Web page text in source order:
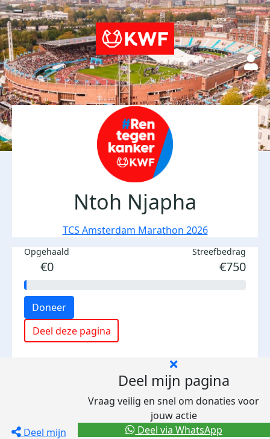
Ntoh Njapha
TCS Amsterdam Marathon 2026
Opgehaald
€0
Streefbedrag
€750
Doneer
Deel deze pagina
Deel mijn
Deel mijn pagina
Vraag veilig en snel om donaties voor
jouw actie
Deel via WhatsApp